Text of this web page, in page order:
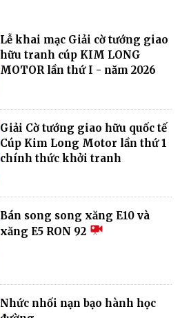
Lễ khai mạc Giải cờ tướng giao
hữu tranh cúp KIM LONG
MOTOR lần thứ I - năm 2026
Giải Cờ tướng giao hữu quốc tế
Cúp Kim Long Motor lần thứ 1
chính thức khởi tranh
Bán song song xăng E10 và
xăng E5 RON 92
Nhức nhối nạn bạo hành học